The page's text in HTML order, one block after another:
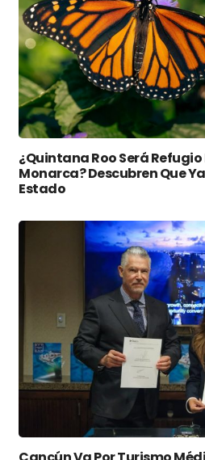
¿Quintana Roo Será
Monarca? Descubren Que
Estado